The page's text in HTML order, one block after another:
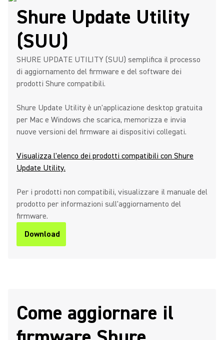
Shure Update Utility
(SUU)
SHURE UPDATE UTILITY (SUU) semplifica il processo
di aggiornamento del firmware e del software dei
prodotti Shure compatibili.
Shure Update Utility è un'applicazione desktop gratuita
per Mac e Windows che scarica, memorizza e invia
nuove versioni del firmware ai dispositivi collegati.
Visualizza l'elenco dei prodotti compatibili con Shure
Update Utility.
Per i prodotti non compatibili, visualizzare il manuale del
prodotto per informazioni sull'aggiornamento del
firmware.
Download
Come aggiornare il